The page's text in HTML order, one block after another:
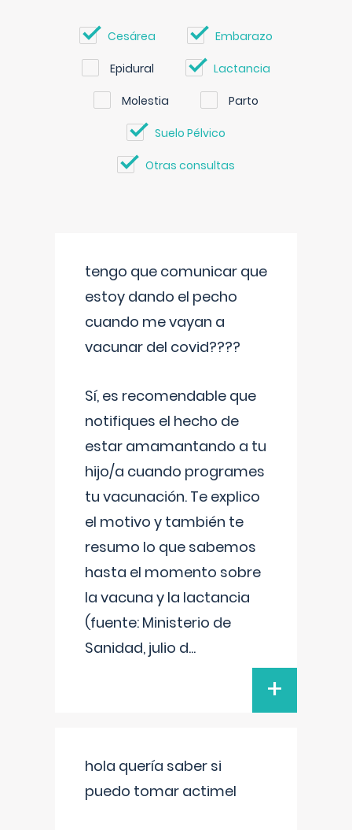
Cesárea Embarazo
Epidural Lactancia
Molestia Parto
Suelo Pélvico
Otras consultas
tengo que comunicar que
estoy dando el pecho
cuando me vayan a
vacunar del covid????
Sí, es recomendable que
notifiques el hecho de
estar amamantando a tu
hijo/a cuando programes
tu vacunación. Te explico
el motivo y también te
resumo lo que sabemos
hasta el momento sobre
la vacuna y la lactancia
(fuente: Ministerio de
Sanidad, julio d...
+
hola quería saber si
puedo tomar actimel